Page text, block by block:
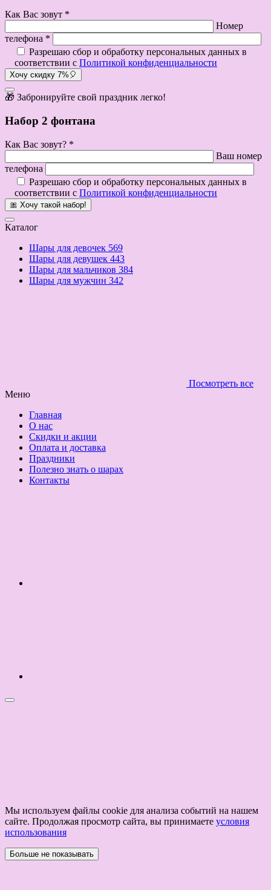
Как Вас зовут *
Номер
телефона *
Разрешаю сбор и обработку персональных данных в
соответствии с Политикой конфиденциальности
Хочу скидку 7%🎈
🎁 Забронируйте свой праздник легко!
Набор 2 фонтана
Как Вас зовут? *
Ваш номер
телефона
Разрешаю сбор и обработку персональных данных в
соответствии с Политикой конфиденциальности
🎀 Хочу такой набор!
Каталог
Шары для девочек 569
Шары для девушек 443
Шары для мальчиков 384
Шары для мужчин 342
Посмотреть все
Меню
Главная
О нас
Скидки и акции
Оплата и доставка
Праздники
Полезно знать о шарах
Контакты
Мы используем файлы cookie для анализа событий на нашем
сайте. Продолжая просмотр сайта, вы принимаете условия
использования
Больше не показывать